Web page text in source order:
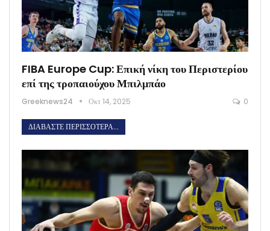
FIBA Europe Cup: Επική νίκη του Περιστερίου
επί της τροπαιούχου Μπιλμπάο
Greeknews24 Οκτ 14, 2025 0
ΔΙΑΒΆΣΤΕ ΠΕΡΙΣΣΌΤΕΡΑ...